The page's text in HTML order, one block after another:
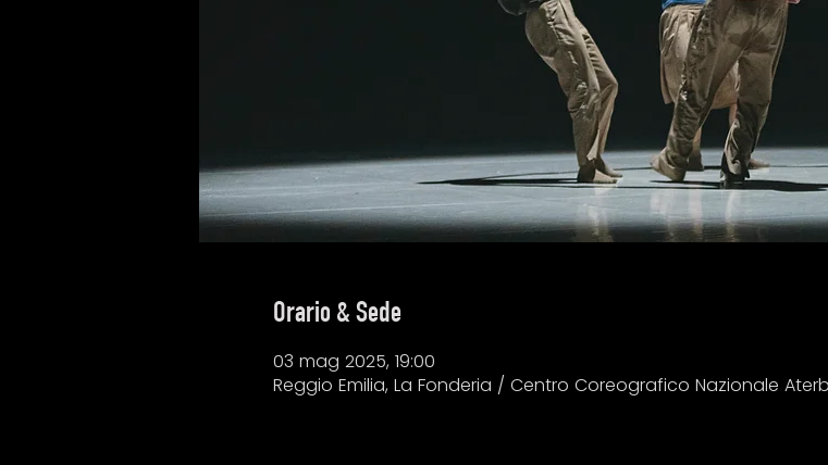
Orario & Sede
03 mag 2025, 19:00
Reggio Emilia, La Fonderia / Centro Coreografico Nazionale